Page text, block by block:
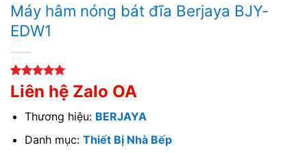
Máy hâm nóng bát đĩa Berjaya BJY-
EDW1
5.00trên 5
dựa trên
1
Liên hệ Zalo OA
Thương hiệu: BERJAYA
Danh mục: Thiết Bị Nhà Bếp